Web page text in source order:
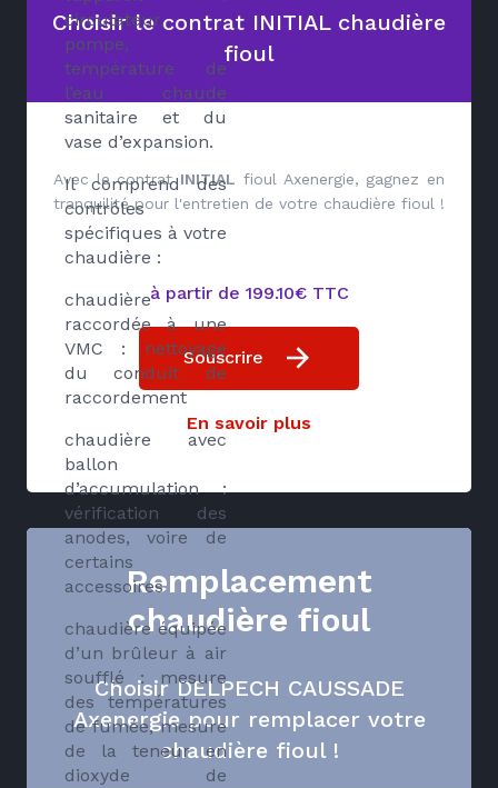
circulateur,
pompe,
température de
l’eau chaude
sanitaire et du
vase d’expansion.
Il comprend des
contrôles
spécifiques à votre
chaudière :
chaudière
raccordée à une
VMC : nettoyage
du conduit de
raccordement
chaudière avec
ballon
d’accumulation :
vérification des
anodes, voire de
certains
accessoires
chaudière équipée
d’un brûleur à air
soufflé : mesure
des températures
de fumée, mesure
de la teneur en
dioxyde de
Choisir le contrat INITIAL chaudière
fioul
Avec le contratINITIAL fioul Axenergie, gagnez en
tranquilité pour l'entretien de votre chaudière fioul !
à partir de 199.10€ TTC
Souscrire
En savoir plus
Remplacement
chaudière fioul
Choisir DELPECH CAUSSADE
Axenergie pour remplacer votre
chaudière fioul !